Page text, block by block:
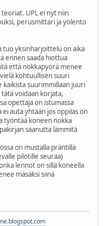
UPL ei nyt niin
perusmittari ja yölento
yksinharjoittelu on aika
ennen saada hiottua
että nokkapyörä menee
kohtuullisen suuri
kaikista suurimmillaan juuri
voidaan korjata,
opettaja on istumassa
auta yhtään jos oppilas on
työntää koneen nokka
saanutta lämmitä
on mustalla präntillä
pilotille seuraa)
lennot on sillä koneella
mäsäksi siinä